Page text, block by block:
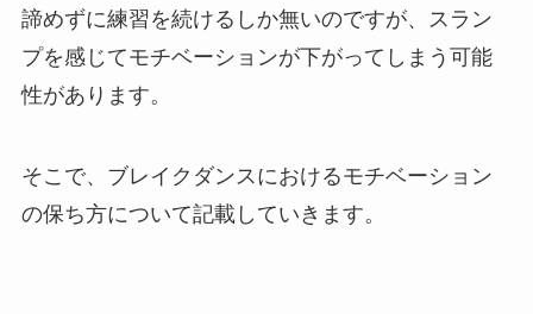
諦めずに練習を続けるしか無いのですが、スラン
プを感じてモチベーションが下がってしまう可能
性があります。
そこで、ブレイクダンスにおけるモチベーション
の保ち方について記載していきます。